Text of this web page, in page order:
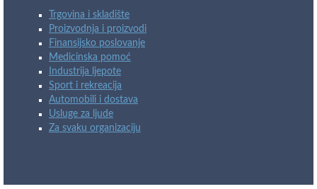
Trgovina i skladište
Proizvodnja i proizvodi
Finansijsko poslovanje
Medicinska pomoć
Industrija ljepote
Sport i rekreacija
Automobili i dostava
Usluge za ljude
Za svaku organizaciju